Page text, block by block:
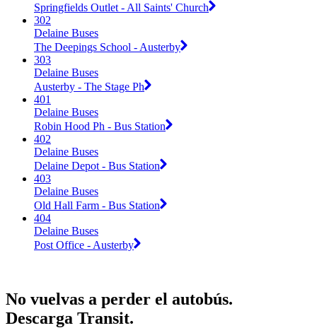
Springfields Outlet - All Saints' Church
302
Delaine Buses
The Deepings School - Austerby
303
Delaine Buses
Austerby - The Stage Ph
401
Delaine Buses
Robin Hood Ph - Bus Station
402
Delaine Buses
Delaine Depot - Bus Station
403
Delaine Buses
Old Hall Farm - Bus Station
404
Delaine Buses
Post Office - Austerby
No vuelvas a perder el autobús.
Descarga Transit.